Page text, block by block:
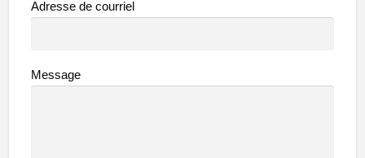
Adresse de courriel
Message